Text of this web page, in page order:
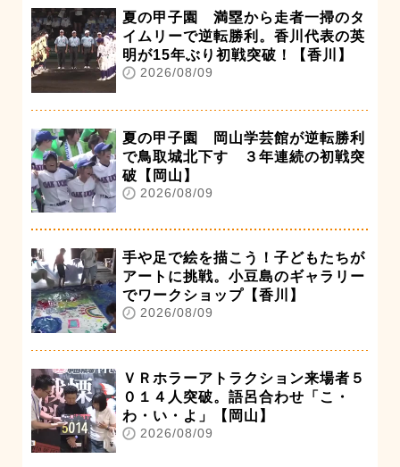
夏の甲子園 満塁から走者一掃のタ
イムリーで逆転勝利。香川代表の英
明が15年ぶり初戦突破！【香川】
2026/08/09
夏の甲子園 岡山学芸館が逆転勝利
で鳥取城北下す ３年連続の初戦突
破【岡山】
2026/08/09
手や足で絵を描こう！子どもたちが
アートに挑戦。小豆島のギャラリー
でワークショップ【香川】
2026/08/09
ＶＲホラーアトラクション来場者５
０１４人突破。語呂合わせ「こ・
わ・い・よ」【岡山】
2026/08/09